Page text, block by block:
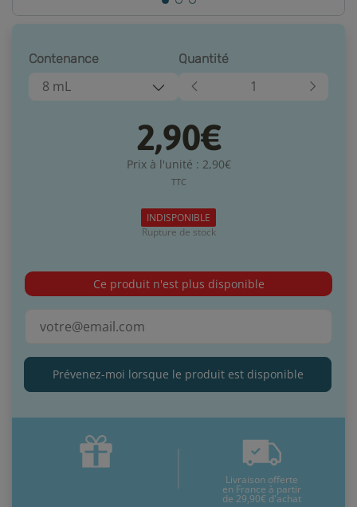
Contenance
8 mL
Quantité
2,90€
Prix à l'unité : 2,90€
TTC
INDISPONIBLE
Rupture de stock
Ce produit n'est plus disponible
Prévenez-moi lorsque le produit est disponible
Livraison offerte
en France à partir
de 29,90€ d'achat